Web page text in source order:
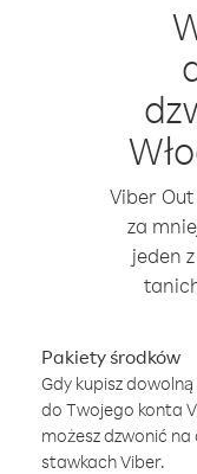
Viber
za
jeden
Pakiety środków
Gdy kupisz
do Twojego konta
możesz dzwonić
stawkach Viber.